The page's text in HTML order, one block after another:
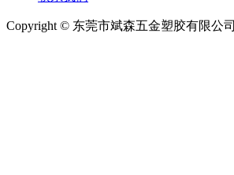
Copyright © 东莞市斌森五金塑胶有限公司